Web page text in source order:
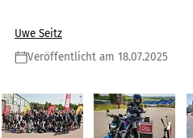
Uwe Seitz
Veröffentlicht am 18.07.2025